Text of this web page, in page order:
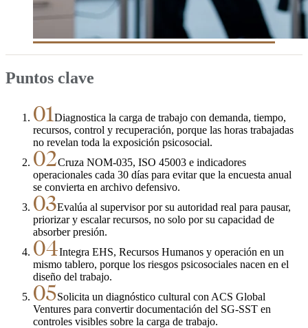
Puntos clave
01Diagnostica la carga de trabajo con demanda, tiempo,
recursos, control y recuperación, porque las horas trabajadas
no revelan toda la exposición psicosocial.
02Cruza NOM-035, ISO 45003 e indicadores
operacionales cada 30 días para evitar que la encuesta anual
se convierta en archivo defensivo.
03Evalúa al supervisor por su autoridad real para pausar,
priorizar y escalar recursos, no solo por su capacidad de
absorber presión.
04Integra EHS, Recursos Humanos y operación en un
mismo tablero, porque los riesgos psicosociales nacen en el
diseño del trabajo.
05Solicita un diagnóstico cultural con ACS Global
Ventures para convertir documentación del SG-SST en
controles visibles sobre la carga de trabajo.